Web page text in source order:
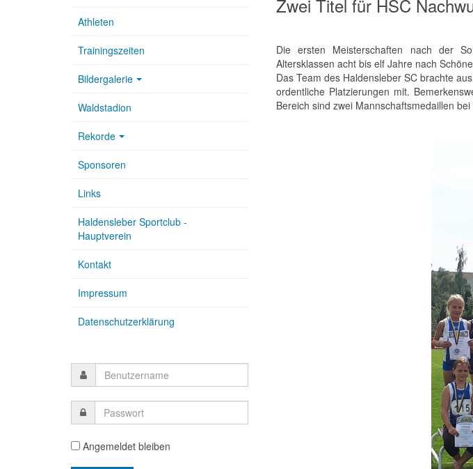
Zwei Titel für HSC
Die ersten Meisterschaften nach der
Altersklassen acht bis elf Jahre nach
Das Team des Haldensleber SC brachte
ordentliche Platzierungen mit.
Bereich sind zwei Mannschaftsmedaillen
Athleten
Trainingszeiten
Bildergalerie
Waldstadion
Rekorde
Sponsoren
Links
Haldensleber Sportclub -
Hauptverein
Kontakt
Impressum
Datenschutzerklärung
Angemeldet bleiben